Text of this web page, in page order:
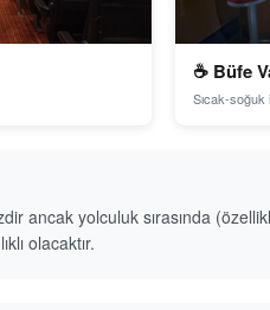
☕ Büfe
Sıcak-soğuk
yolculuk sırasında
olacaktır.